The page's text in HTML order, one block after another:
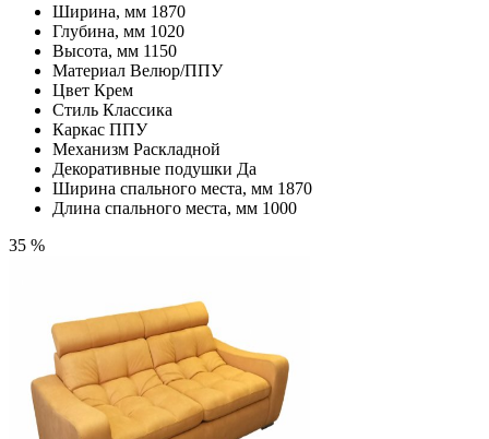
Ширина, мм 1870
Глубина, мм 1020
Высота, мм 1150
Материал Велюр/ППУ
Цвет Крем
Стиль Классика
Каркас ППУ
Механизм Раскладной
Декоративные подушки Да
Ширина спального места, мм 1870
Длина спального места, мм 1000
35 %